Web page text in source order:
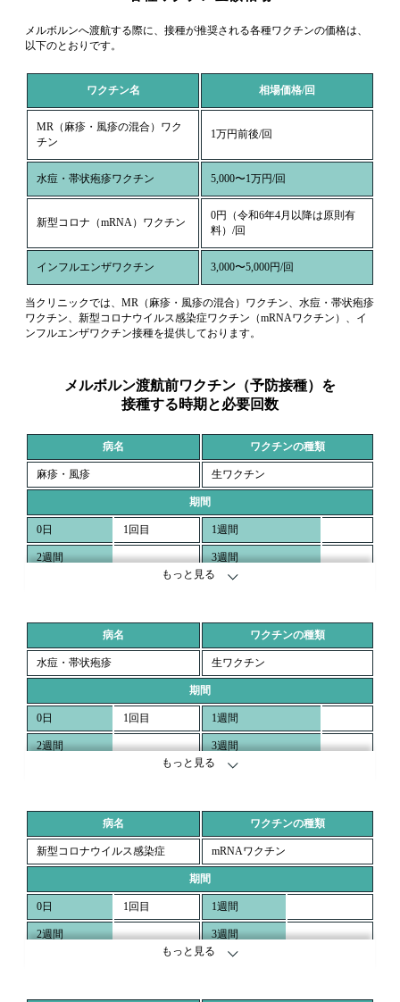
メルボルンへ渡航する際に、接種が推奨される各種ワクチンの価格は、
以下のとおりです。
ワクチン名 相場価格/回
MR（麻疹・風疹の混合）ワク
チン
1万円前後/回
水痘・帯状疱疹ワクチン 5,000〜1万円/回
新型コロナ（mRNA）ワクチン
0円（令和6年4月以降は原則有
料）/回
インフルエンザワクチン 3,000〜5,000円/回
当クリニックでは、MR（麻疹・風疹の混合）ワクチン、水痘・帯状疱疹
ワクチン、新型コロナウイルス感染症ワクチン（mRNAワクチン）、イ
ンフルエンザワクチン接種を提供しております。
メルボルン渡航前ワクチン（予防接種）を
接種する時期と必要回数
病名 ワクチンの種類
麻疹・風疹 生ワクチン
期間
0日 1回目 1週間
2週間 3週間
3カ月
もっと見る
病名 ワクチンの種類
水痘・帯状疱疹 生ワクチン
期間
0日 1回目 1週間
2週間 3週間
3カ月
もっと見る
病名 ワクチンの種類
新型コロナウイルス感染症 mRNAワクチン
期間
0日 1回目 1週間
2週間 3週間
3カ月
もっと見る